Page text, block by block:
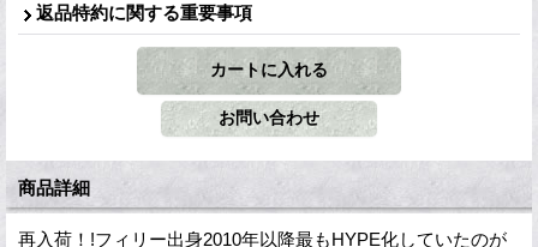
返品特約に関する重要事項
商品詳細
再入荷！!フィリー出身2010年以降最もHYPE化していたのが